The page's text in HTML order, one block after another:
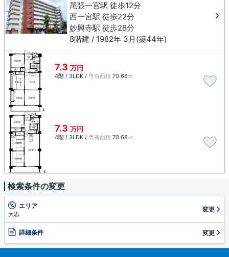
尾張一宮駅 徒歩12分
西一宮駅 徒歩22分
妙興寺駅 徒歩28分
8階建 / 1982年 3月(築44年)
7.3 万円
4階 / 3LDK / 専有面積 70.68㎡
7.3 万円
4階 / 3LDK / 専有面積 70.68㎡
検索条件の変更
エリア
大志
変更
詳細条件 変更